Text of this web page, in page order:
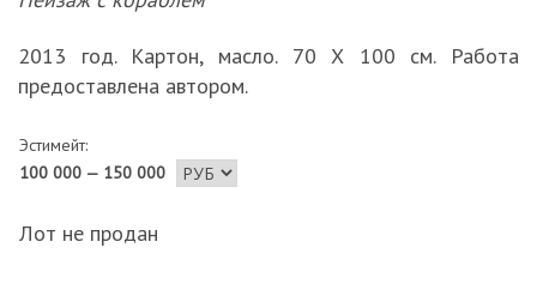
2013 год. Картон, масло. 70 Х 100 см. Работа
предоставлена автором.
Эстимейт:
100 000 — 150 000
Лот не продан